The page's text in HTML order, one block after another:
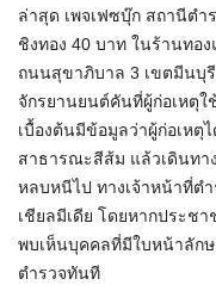
ล่าสุด เพจเฟซบุ๊ก สถานีตำ
ชิงทอง 40 บาท ในร้านทอ
ถนนสุขาภิบาล 3 เขตมีนบุ
จักรยานยนต์คันที่ผู้ก่อเหตุใ
เบื้องต้นมีข้อมูลว่าผู้ก่อเหตุ
สาธารณะสีส้ม แล้วเดินทา
หลบหนีไป ทางเจ้าหน้าที่ต
เชียลมีเดีย โดยหากประช
พบเห็นบุคคลที่มีใบหน้าลัก
ตำรวจทันที